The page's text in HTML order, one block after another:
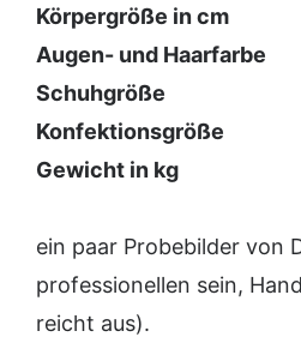
Körpergröße in cm
Augen- und Haarfarbe
Schuhgröße
Konfektionsgröße
Gewicht in kg
ein paar Probebilder von
professionellen sein,
reicht aus).